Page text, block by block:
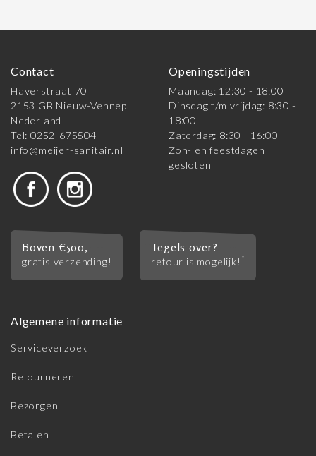
Contact
Haverstraat 70
2153 GB Nieuw-Vennep
Nederland
Tel: 0252-675504
info@meijer-sanitair.nl
Openingstijden
Maandag: 12:30 - 18:00
Dinsdag t/m vrijdag: 8:30 -
18:00
Zaterdag: 8:30 - 16:00
Zon- en feestdagen
gesloten
Boven €500,-
gratis verzending!
Tegels over?
retour is mogelijk! *
Algemene informatie
Serviceverzoek
Retourneren
Bezorgen
Betalen